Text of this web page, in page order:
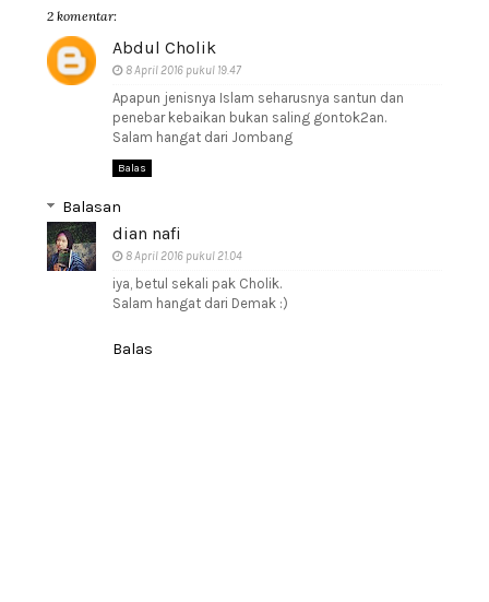
2 komentar:
Abdul Cholik
8 April 2016 pukul 19.47
Apapun jenisnya Islam seharusnya santun dan
penebar kebaikan bukan saling gontok2an.
Salam hangat dari Jombang
Balas
Balasan
dian nafi
8 April 2016 pukul 21.04
iya, betul sekali pak Cholik.
Salam hangat dari Demak :)
Balas